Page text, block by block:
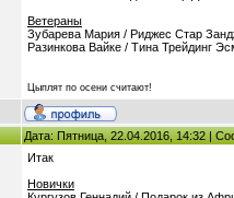
Ветераны
Зубарева Мария / Риджес Стар
Разинкова Вайке / Тина Трейдинг
Цыплят по осени считают!
Дата: Пятница, 22.04.2016, 14:32 |
Итак
Новички